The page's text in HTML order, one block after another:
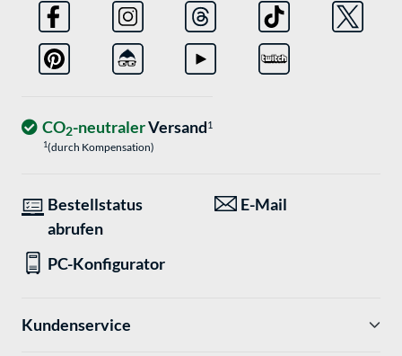
CO2-neutralerVersand1
1(durch Kompensation)
Bestellstatus
abrufen
E-Mail
PC-Konfigurator
Kundenservice